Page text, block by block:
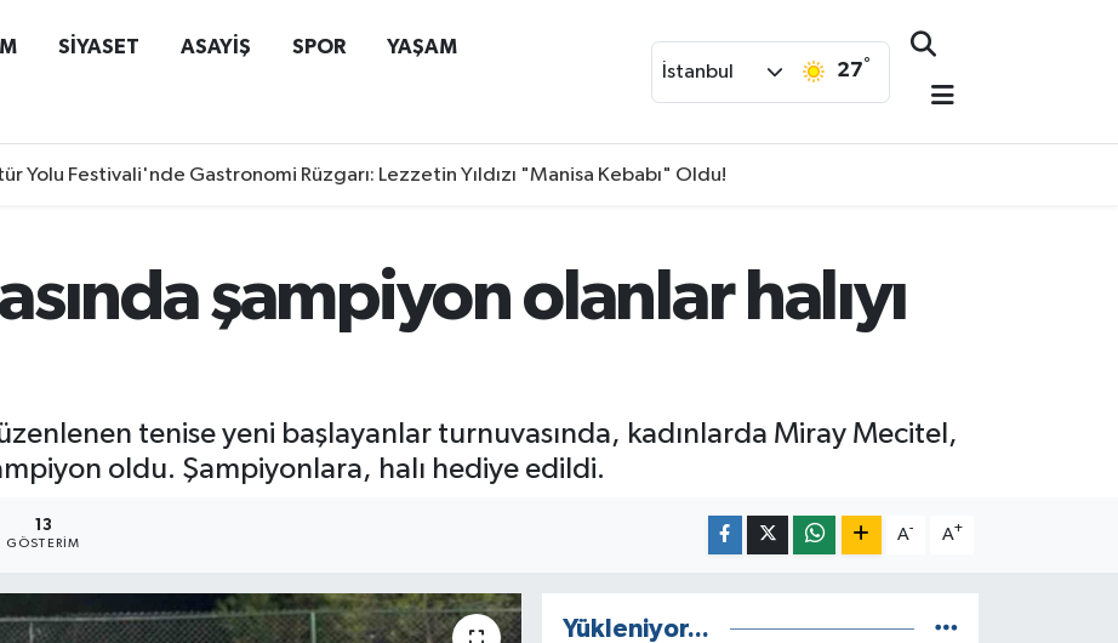
SİYASET ASAYİŞ SPOR YAŞAM
İstanbul 27°
Yolu Festivali'nde Gastronomi Rüzgarı: Lezzetin Yıldızı "Manisa Kebabı" Oldu!
şampiyon olanlar halıyı
tenise yeni başlayanlar turnuvasında, kadınlarda Miray Mecitel,
oldu. Şampiyonlara, halı hediye edildi.
13
GÖSTERIM
A- A+
Yükleniyor...